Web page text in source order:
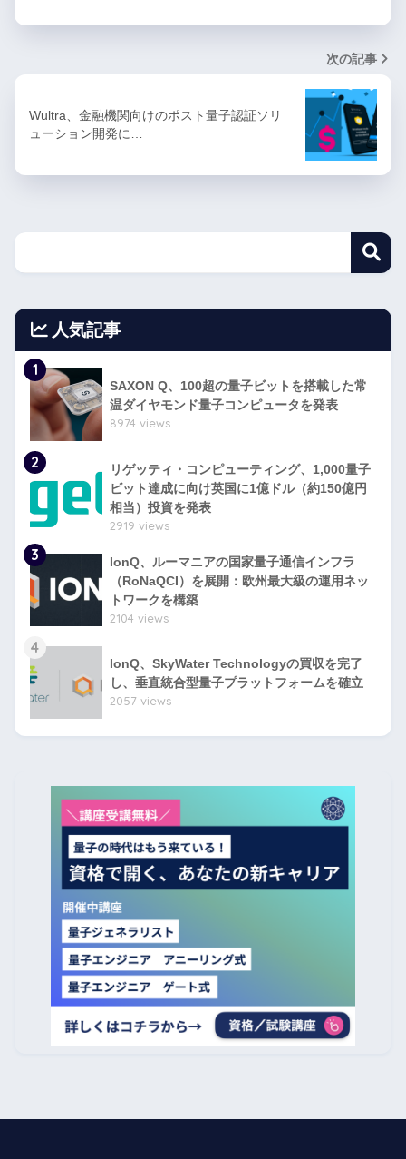
次の記事
Wultra、金融機関向けのポスト量子認証ソリ
ューション開発に…
人気記事
1
SAXON Q、100超の量子ビットを搭載した常
温ダイヤモンド量子コンピュータを発表
8974 views
2
リゲッティ・コンピューティング、1,000量子
ビット達成に向け英国に1億ドル（約150億円
相当）投資を発表
2919 views
3
IonQ、ルーマニアの国家量子通信インフラ
（RoNaQCI）を展開：欧州最大級の運用ネッ
トワークを構築
2104 views
4
IonQ、SkyWater Technologyの買収を完了
し、垂直統合型量子プラットフォームを確立
2057 views